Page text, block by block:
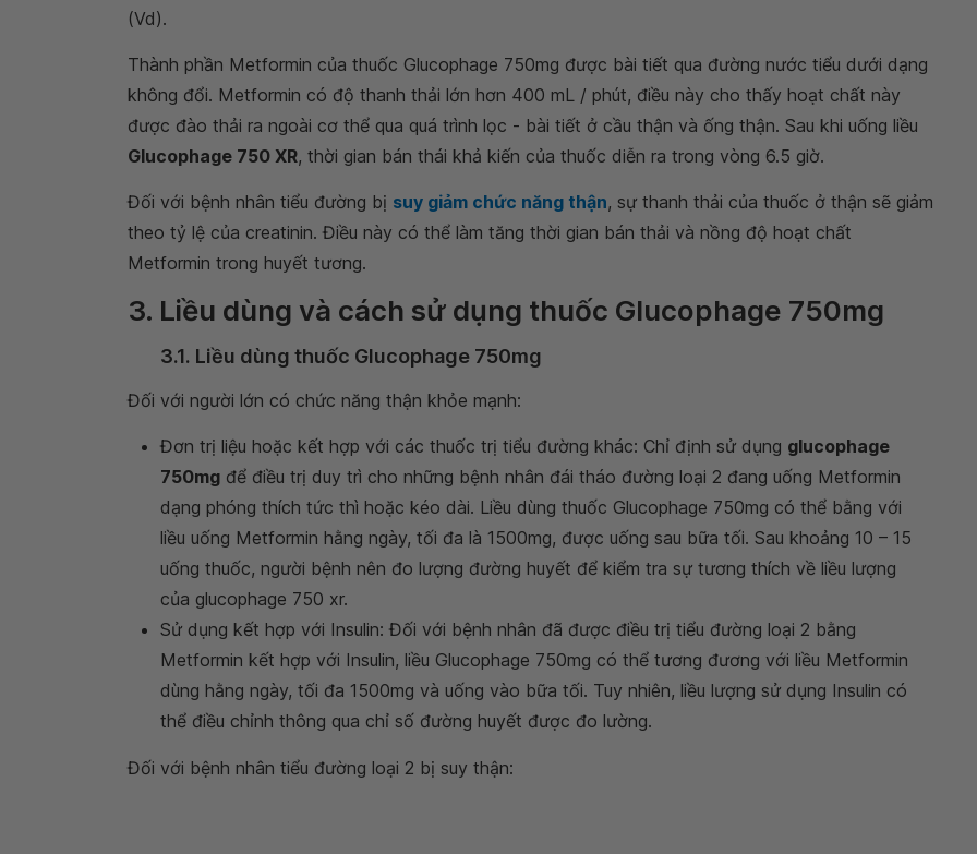
(Vd).
Thành phần Metformin của thuốc Glucophage 750mg được bài tiết qua đường nước tiểu dưới dạng
không đổi. Metformin có độ thanh thải lớn hơn 400 mL / phút, điều này cho thấy hoạt chất này
được đào thải ra ngoài cơ thể qua quá trình lọc - bài tiết ở cầu thận và ống thận. Sau khi uống liều
Glucophage 750 XR, thời gian bán thái khả kiến của thuốc diễn ra trong vòng 6.5 giờ.
Đối với bệnh nhân tiểu đường bị suy giảm chức năng thận, sự thanh thải của thuốc ở thận sẽ giảm
theo tỷ lệ của creatinin. Điều này có thể làm tăng thời gian bán thải và nồng độ hoạt chất
Metformin trong huyết tương.
3. Liều dùng và cách sử dụng thuốc Glucophage 750mg
3.1. Liều dùng thuốc Glucophage 750mg
Đối với người lớn có chức năng thận khỏe mạnh:
Đơn trị liệu hoặc kết hợp với các thuốc trị tiểu đường khác: Chỉ định sử dụng glucophage
750mg để điều trị duy trì cho những bệnh nhân đái tháo đường loại 2 đang uống Metformin
dạng phóng thích tức thì hoặc kéo dài. Liều dùng thuốc Glucophage 750mg có thể bằng với
liều uống Metformin hằng ngày, tối đa là 1500mg, được uống sau bữa tối. Sau khoảng 10 – 15
uống thuốc, người bệnh nên đo lượng đường huyết để kiểm tra sự tương thích về liều lượng
của glucophage 750 xr.
Sử dụng kết hợp với Insulin: Đối với bệnh nhân đã được điều trị tiểu đường loại 2 bằng
Metformin kết hợp với Insulin, liều Glucophage 750mg có thể tương đương với liều Metformin
dùng hằng ngày, tối đa 1500mg và uống vào bữa tối. Tuy nhiên, liều lượng sử dụng Insulin có
thể điều chỉnh thông qua chỉ số đường huyết được đo lường.
Đối với bệnh nhân tiểu đường loại 2 bị suy thận: